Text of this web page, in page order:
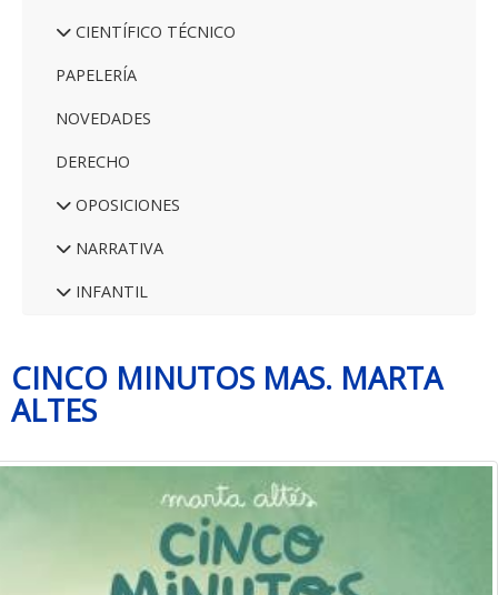
CIENTÍFICO TÉCNICO
PAPELERÍA
NOVEDADES
DERECHO
OPOSICIONES
NARRATIVA
INFANTIL
CINCO MINUTOS MAS. MARTA
ALTES